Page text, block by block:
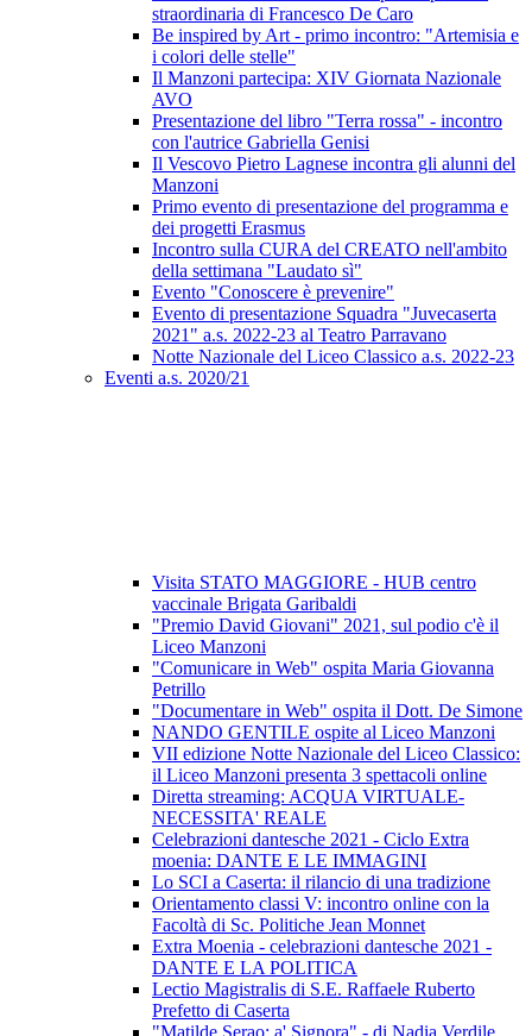
straordinaria di Francesco De Caro
Be inspired by Art - primo incontro: "Artemisia e
i colori delle stelle"
Il Manzoni partecipa: XIV Giornata Nazionale
AVO
Presentazione del libro "Terra rossa" - incontro
con l'autrice Gabriella Genisi
Il Vescovo Pietro Lagnese incontra gli alunni del
Manzoni
Primo evento di presentazione del programma e
dei progetti Erasmus
Incontro sulla CURA del CREATO nell'ambito
della settimana "Laudato sì"
Evento "Conoscere è prevenire"
Evento di presentazione Squadra "Juvecaserta
2021" a.s. 2022-23 al Teatro Parravano
Notte Nazionale del Liceo Classico a.s. 2022-23
Eventi a.s. 2020/21
Visita STATO MAGGIORE - HUB centro
vaccinale Brigata Garibaldi
"Premio David Giovani" 2021, sul podio c'è il
Liceo Manzoni
"Comunicare in Web" ospita Maria Giovanna
Petrillo
"Documentare in Web" ospita il Dott. De Simone
NANDO GENTILE ospite al Liceo Manzoni
VII edizione Notte Nazionale del Liceo Classico:
il Liceo Manzoni presenta 3 spettacoli online
Diretta streaming: ACQUA VIRTUALE-
NECESSITA' REALE
Celebrazioni dantesche 2021 - Ciclo Extra
moenia: DANTE E LE IMMAGINI
Lo SCI a Caserta: il rilancio di una tradizione
Orientamento classi V: incontro online con la
Facoltà di Sc. Politiche Jean Monnet
Extra Moenia - celebrazioni dantesche 2021 -
DANTE E LA POLITICA
Lectio Magistralis di S.E. Raffaele Ruberto
Prefetto di Caserta